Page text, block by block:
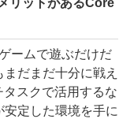
リットがあるCore
ームで遊ぶだけだ
だまだ十分に戦え
スクで活用するな
定した環境を手に